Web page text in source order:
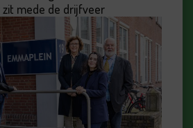
zit mede de drijfveer